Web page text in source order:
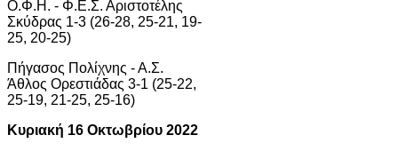
Ο.Φ.Η. - Φ.Ε.Σ. Αριστοτέλης
Σκύδρας 1-3 (26-28, 25-21, 19-
25, 20-25)
Πήγασος Πολίχνης - Α.Σ.
Άθλος Ορεστιάδας 3-1 (25-22,
25-19, 21-25, 25-16)
Κυριακή 16 Οκτωβρίου 2022